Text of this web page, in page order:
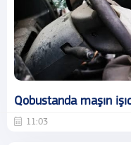
Qobustanda maşın
11:03